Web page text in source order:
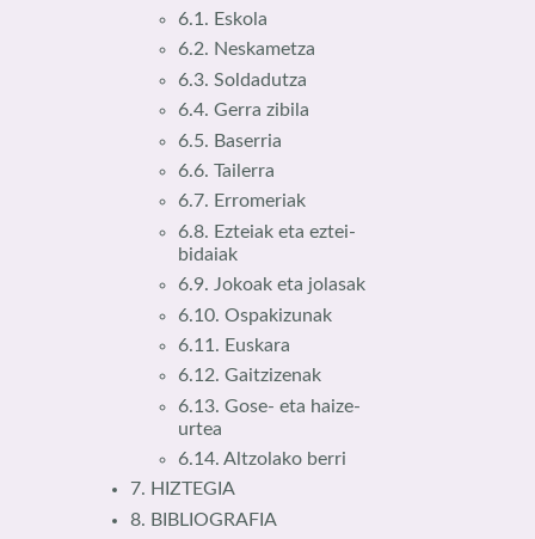
6.1. Eskola
6.2. Neskametza
6.3. Soldadutza
6.4. Gerra zibila
6.5. Baserria
6.6. Tailerra
6.7. Erromeriak
6.8. Ezteiak eta eztei-
bidaiak
6.9. Jokoak eta jolasak
6.10. Ospakizunak
6.11. Euskara
6.12. Gaitzizenak
6.13. Gose- eta haize-
urtea
6.14. Altzolako berri
7. HIZTEGIA
8. BIBLIOGRAFIA